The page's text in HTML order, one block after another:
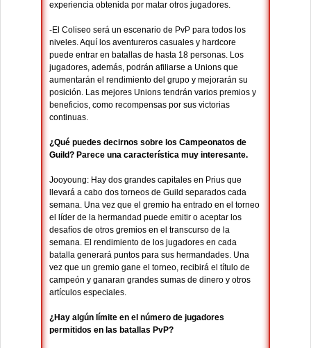
experiencia obtenida por matar otros jugadores.
-El Coliseo será un escenario de PvP para todos los
niveles. Aquí los aventureros casuales y hardcore
puede entrar en batallas de hasta 18 personas. Los
jugadores, además, podrán afiliarse a Unions que
aumentarán el rendimiento del grupo y mejorarán su
posición. Las mejores Unions tendrán varios premios y
beneficios, como recompensas por sus victorias
continuas.
¿Qué puedes decirnos sobre los Campeonatos de
Guild? Parece una característica muy interesante.
Jooyoung: Hay dos grandes capitales en Prius que
llevará a cabo dos torneos de Guild separados cada
semana. Una vez que el gremio ha entrado en el torneo
el líder de la hermandad puede emitir o aceptar los
desafíos de otros gremios en el transcurso de la
semana. El rendimiento de los jugadores en cada
batalla generará puntos para sus hermandades. Una
vez que un gremio gane el torneo, recibirá el título de
campeón y ganaran grandes sumas de dinero y otros
artículos especiales.
¿Hay algún límite en el número de jugadores
permitidos en las batallas PvP?